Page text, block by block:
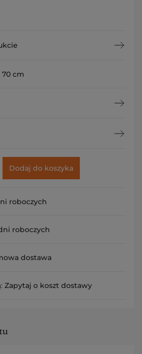
70 cm
Dodaj do koszyka
roboczych
roboczych
dostawa
Zapytaj o koszt dostawy